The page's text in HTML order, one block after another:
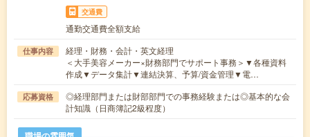
交通費
通勤交通費全額支給
仕事内容
経理・財務・会計・英文経理
＜大手美容メーカー×財務部門でサポート事務＞▼各種資料
作成▼データ集計▼連結決算、予算/資金管理▼電…
応募資格
◎経理部門または財部部門での事務経験または◎基本的な会
計知識（日商簿記2級程度）